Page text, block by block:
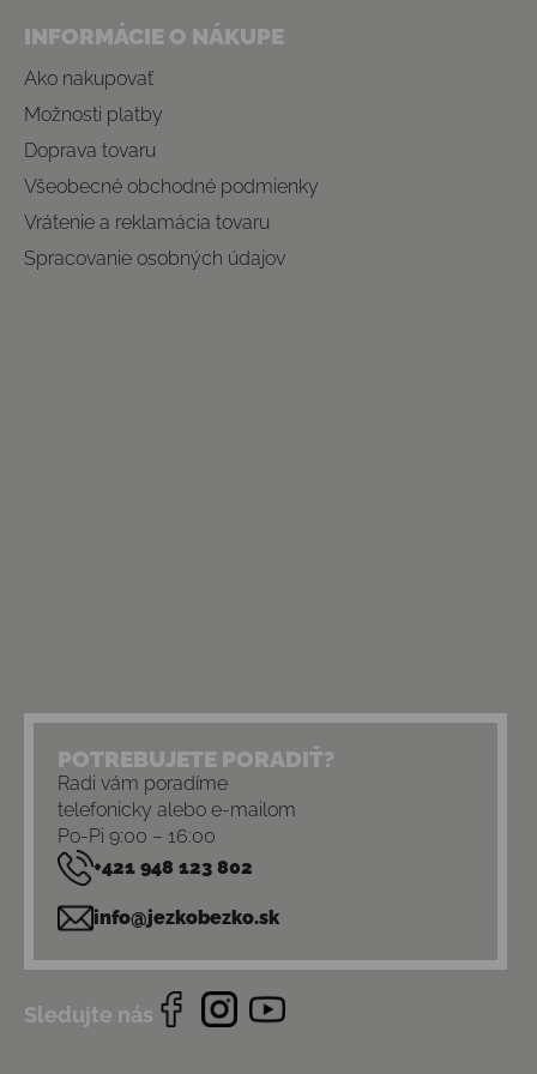
INFORMÁCIE O NÁKUPE
Ako nakupovať
Možnosti platby
Doprava tovaru
Všeobecné obchodné podmienky
Vrátenie a reklamácia tovaru
Spracovanie osobných údajov
POTREBUJETE PORADIŤ?
Radi vám poradíme
telefonicky alebo e-mailom
Po-Pi 9:00 – 16:00
+421 948 123 802
info@jezkobezko.sk
Sledujte nás